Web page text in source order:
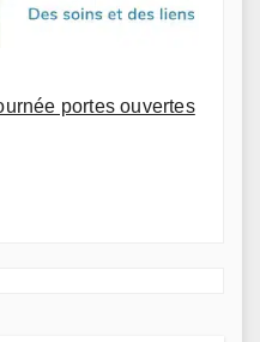
portes ouvertes